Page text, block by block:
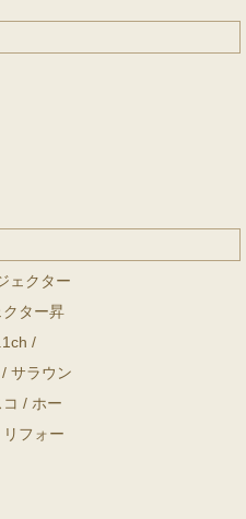
ェクター
クター昇
/
/ サラウン
/ ホー
リフォー